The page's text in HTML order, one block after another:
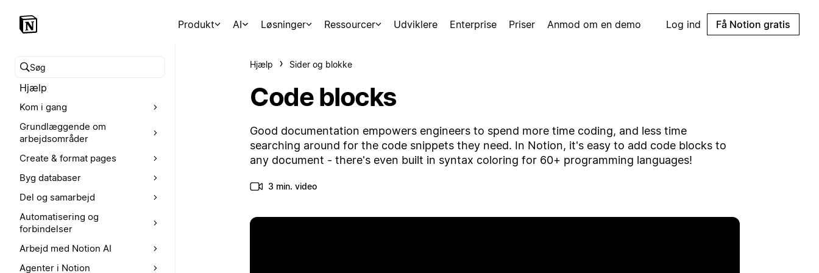
Produkt AI Løsninger Ressourcer Udviklere Enterprise Priser Anmod om en demo Log ind Få Notion gratis
Søg i hjælpecenteret
Hjælp
Kom i gang
Grundlæggende om
arbejdsområder
Create & format pages
Byg databaser
Del og samarbejd
Automatisering og
forbindelser
Arbejd med Notion AI
Agenter i Notion
Hjælp Sider og blokke
Code blocks
Good documentation empowers engineers to spend more time coding, and less time
searching around for the code snippets they need. In Notion, it's easy to add code blocks to
any document - there's even built in syntax coloring for 60+ programming languages!
3 min. video